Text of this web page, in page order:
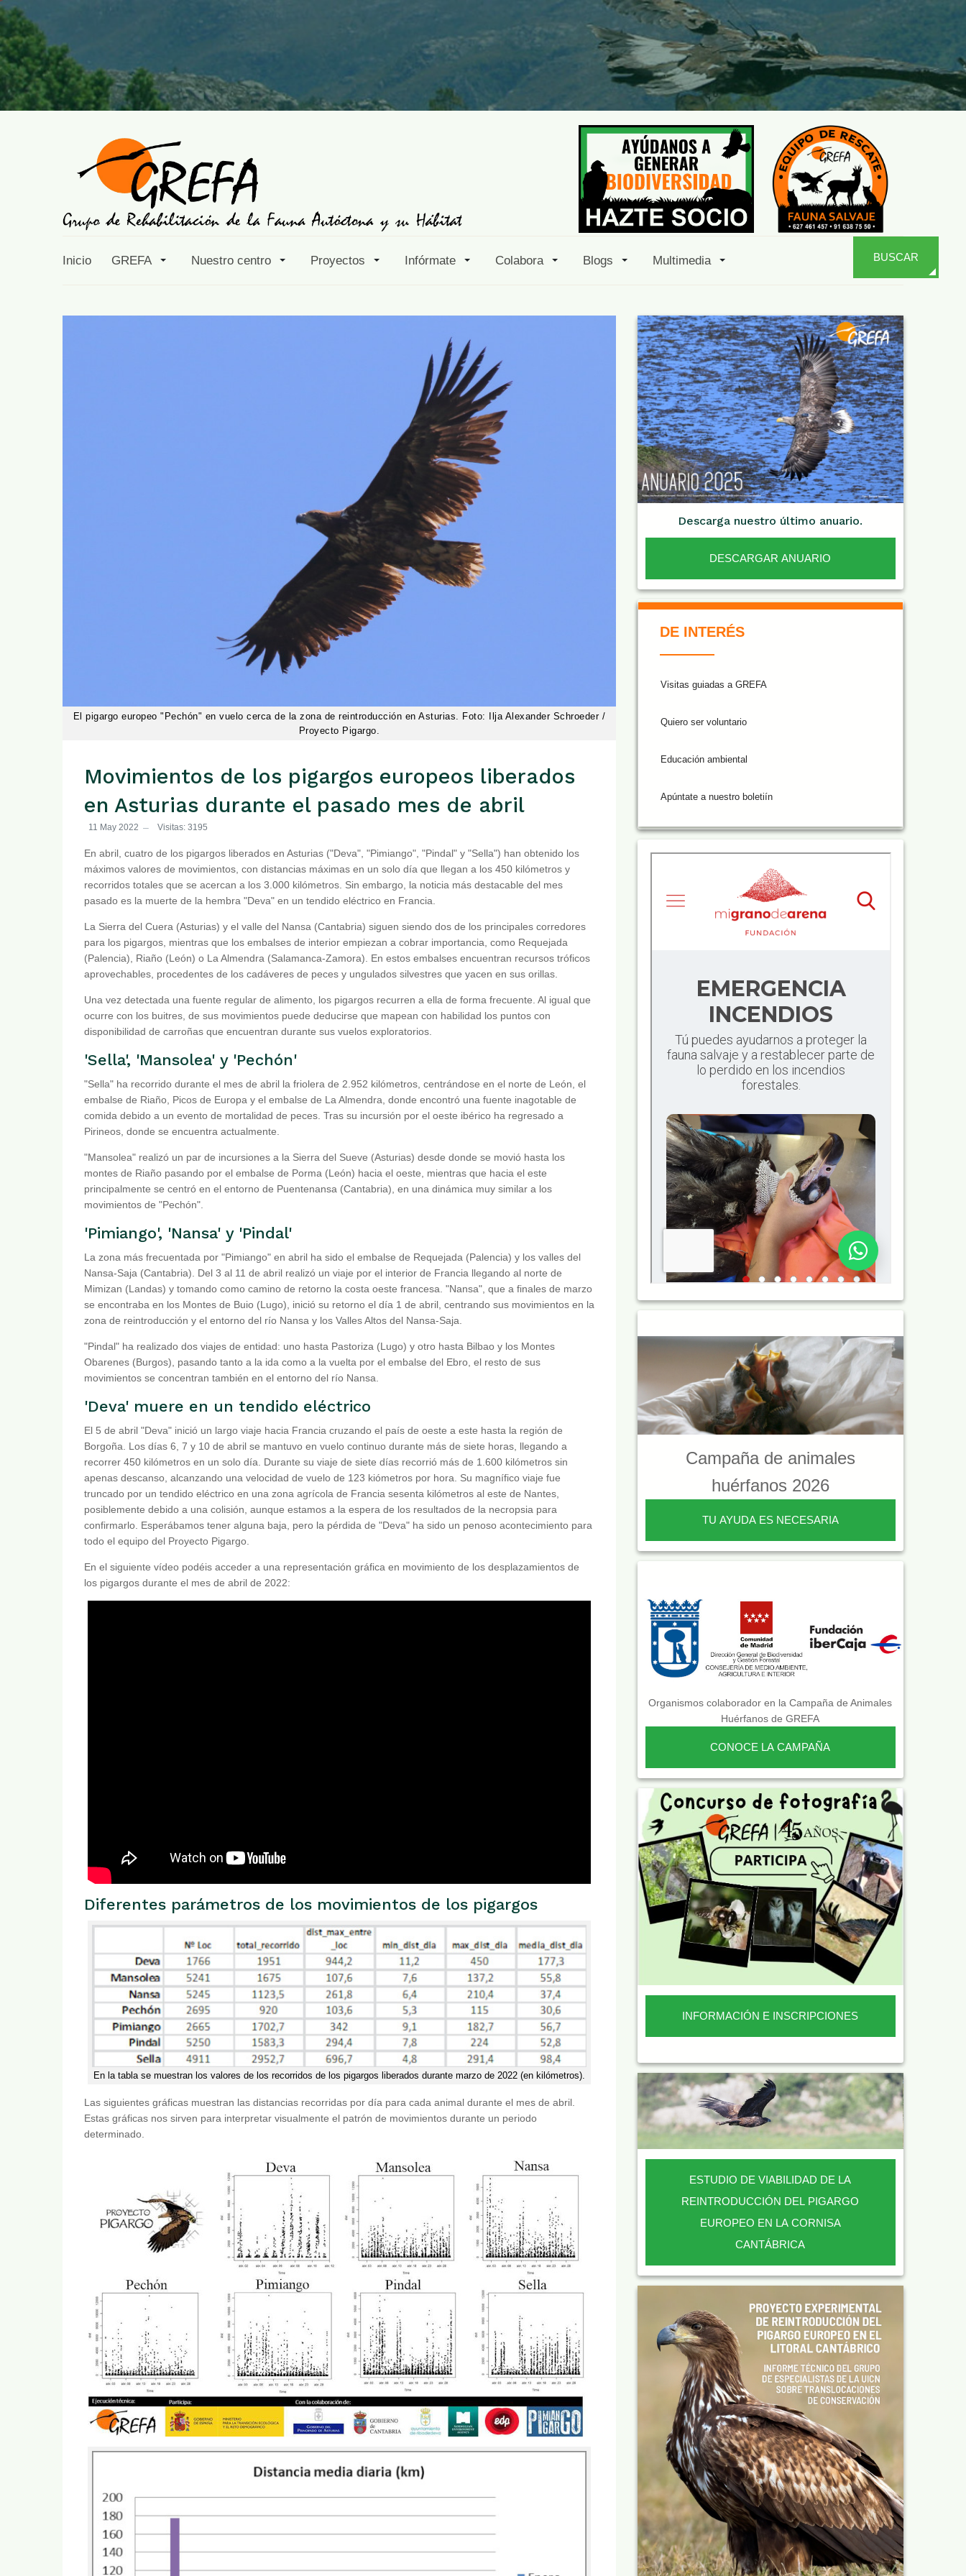
Inicio GREFA Nuestro centro Proyectos Infórmate Colabora Blogs Multimedia BUSCAR
El pigargo europeo "Pechón" en vuelo cerca de la zona de reintroducción en Asturias. Foto: Ilja Alexander Schroeder /
Proyecto Pigargo.
Movimientos de los pigargos europeos liberados
en Asturias durante el pasado mes de abril
11 May 2022 Visitas: 3195
En abril, cuatro de los pigargos liberados en Asturias ("Deva", "Pimiango", "Pindal" y "Sella") han obtenido los
máximos valores de movimientos, con distancias máximas en un solo día que llegan a los 450 kilómetros y
recorridos totales que se acercan a los 3.000 kilómetros. Sin embargo, la noticia más destacable del mes
pasado es la muerte de la hembra "Deva" en un tendido eléctrico en Francia.
La Sierra del Cuera (Asturias) y el valle del Nansa (Cantabria) siguen siendo dos de los principales corredores
para los pigargos, mientras que los embalses de interior empiezan a cobrar importancia, como Requejada
(Palencia), Riaño (León) o La Almendra (Salamanca-Zamora). En estos embalses encuentran recursos tróficos
aprovechables, procedentes de los cadáveres de peces y ungulados silvestres que yacen en sus orillas.
Una vez detectada una fuente regular de alimento, los pigargos recurren a ella de forma frecuente. Al igual que
ocurre con los buitres, de sus movimientos puede deducirse que mapean con habilidad los puntos con
disponibilidad de carroñas que encuentran durante sus vuelos exploratorios.
'Sella', 'Mansolea' y 'Pechón'
"Sella" ha recorrido durante el mes de abril la friolera de 2.952 kilómetros, centrándose en el norte de León, el
embalse de Riaño, Picos de Europa y el embalse de La Almendra, donde encontró una fuente inagotable de
comida debido a un evento de mortalidad de peces. Tras su incursión por el oeste ibérico ha regresado a
Pirineos, donde se encuentra actualmente.
"Mansolea" realizó un par de incursiones a la Sierra del Sueve (Asturias) desde donde se movió hasta los
montes de Riaño pasando por el embalse de Porma (León) hacia el oeste, mientras que hacia el este
principalmente se centró en el entorno de Puentenansa (Cantabria), en una dinámica muy similar a los
movimientos de "Pechón".
'Pimiango', 'Nansa' y 'Pindal'
La zona más frecuentada por "Pimiango" en abril ha sido el embalse de Requejada (Palencia) y los valles del
Nansa-Saja (Cantabria). Del 3 al 11 de abril realizó un viaje por el interior de Francia llegando al norte de
Mimizan (Landas) y tomando como camino de retorno la costa oeste francesa. "Nansa", que a finales de marzo
se encontraba en los Montes de Buio (Lugo), inició su retorno el día 1 de abril, centrando sus movimientos en la
zona de reintroducción y el entorno del río Nansa y los Valles Altos del Nansa-Saja.
"Pindal" ha realizado dos viajes de entidad: uno hasta Pastoriza (Lugo) y otro hasta Bilbao y los Montes
Obarenes (Burgos), pasando tanto a la ida como a la vuelta por el embalse del Ebro, el resto de sus
movimientos se concentran también en el entorno del río Nansa.
'Deva' muere en un tendido eléctrico
El 5 de abril "Deva" inició un largo viaje hacia Francia cruzando el país de oeste a este hasta la región de
Borgoña. Los días 6, 7 y 10 de abril se mantuvo en vuelo continuo durante más de siete horas, llegando a
recorrer 450 kilómetros en un solo día. Durante su viaje de siete días recorrió más de 1.600 kilómetros sin
apenas descanso, alcanzando una velocidad de vuelo de 123 kiómetros por hora. Su magnífico viaje fue
truncado por un tendido eléctrico en una zona agrícola de Francia sesenta kilómetros al este de Nantes,
posiblemente debido a una colisión, aunque estamos a la espera de los resultados de la necropsia para
confirmarlo. Esperábamos tener alguna baja, pero la pérdida de "Deva" ha sido un penoso acontecimiento para
todo el equipo del Proyecto Pigargo.
En el siguiente vídeo podéis acceder a una representación gráfica en movimiento de los desplazamientos de
los pigargos durante el mes de abril de 2022:
Diferentes parámetros de los movimientos de los pigargos
En la tabla se muestran los valores de los recorridos de los pigargos liberados durante marzo de 2022 (en kilómetros).
Las siguientes gráficas muestran las distancias recorridas por día para cada animal durante el mes de abril.
Estas gráficas nos sirven para interpretar visualmente el patrón de movimientos durante un periodo
determinado.
Descarga nuestro último anuario.
DESCARGAR ANUARIO
DE INTERÉS
Visitas guiadas a GREFA
Quiero ser voluntario
Educación ambiental
Apúntate a nuestro boletiín
Campaña de animales
huérfanos 2026
TU AYUDA ES NECESARIA
Organismos colaborador en la Campaña de Animales
Huérfanos de GREFA
CONOCE LA CAMPAÑA
INFORMACIÓN E INSCRIPCIONES
ESTUDIO DE VIABILIDAD DE LA
REINTRODUCCIÓN DEL PIGARGO
EUROPEO EN LA CORNISA
CANTÁBRICA